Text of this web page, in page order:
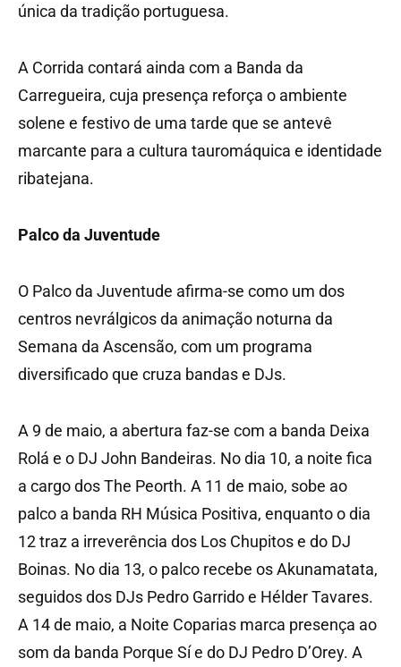
única da tradição portuguesa.
A Corrida contará ainda com a Banda da
Carregueira, cuja presença reforça o ambiente
solene e festivo de uma tarde que se antevê
marcante para a cultura tauromáquica e identidade
ribatejana.
Palco da Juventude
O Palco da Juventude afirma-se como um dos
centros nevrálgicos da animação noturna da
Semana da Ascensão, com um programa
diversificado que cruza bandas e DJs.
A 9 de maio, a abertura faz-se com a banda Deixa
Rolá e o DJ John Bandeiras. No dia 10, a noite fica
a cargo dos The Peorth. A 11 de maio, sobe ao
palco a banda RH Música Positiva, enquanto o dia
12 traz a irreverência dos Los Chupitos e do DJ
Boinas. No dia 13, o palco recebe os Akunamatata,
seguidos dos DJs Pedro Garrido e Hélder Tavares.
A 14 de maio, a Noite Coparias marca presença ao
som da banda Porque Sí e do DJ Pedro D’Orey. A